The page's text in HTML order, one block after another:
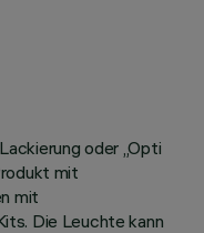
oder „Opti
mit
mit
Die Leuchte kann